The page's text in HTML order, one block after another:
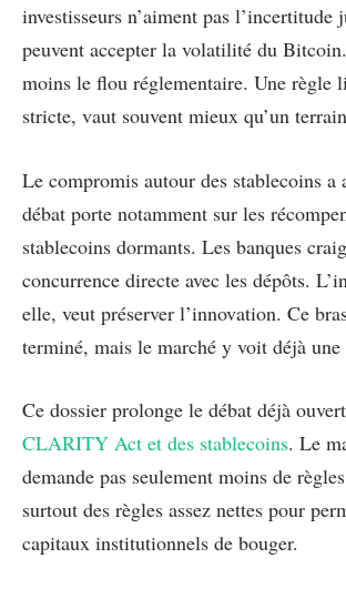
investisseurs n’aiment pas
peuvent accepter la volatilité du
moins le flou réglementaire. Une règle
stricte, vaut souvent mieux qu’un
Le compromis autour des stablecoins a
débat porte notamment sur les
stablecoins dormants. Les banques
concurrence directe avec les dépôts.
elle, veut préserver l’innovation. Ce
terminé, mais le marché y voit déjà une
Ce dossier prolonge le débat déjà
CLARITY Act et des stablecoins. Le
demande pas seulement moins de
surtout des règles assez nettes pour
capitaux institutionnels de bouger.